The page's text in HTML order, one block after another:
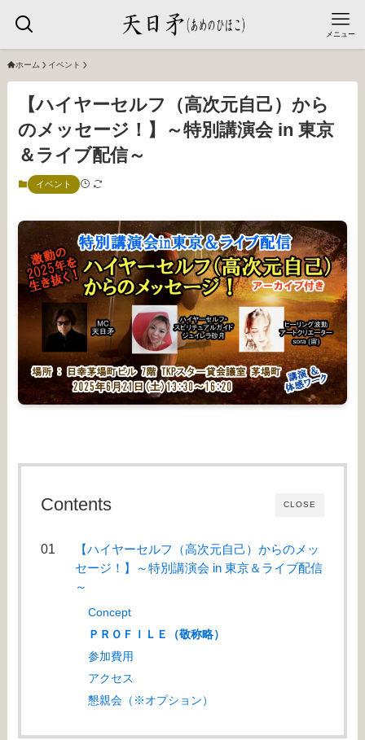
メニュー
ホーム イベント
【ハイヤーセルフ（高次元自己）から
のメッセージ！】～特別講演会 in 東京
＆ライブ配信～
イベント
CLOSE
Contents
【ハイヤーセルフ（高次元自己）からのメッ
セージ！】～特別講演会 in 東京＆ライブ配信
～
Concept
ＰＲＯＦＩＬＥ（敬称略）
参加費用
アクセス
懇親会（※オプション）